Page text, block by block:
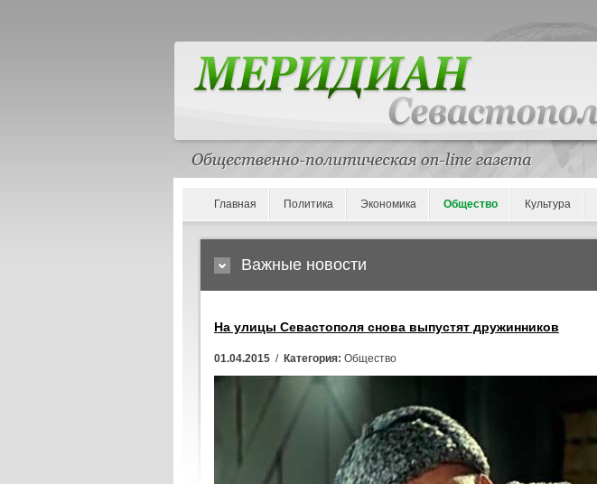
Главная Политика Экономика Общество Культура
Важные новости
На улицы Севастополя снова выпустят дружинников
01.04.2015 / Категория: Общество